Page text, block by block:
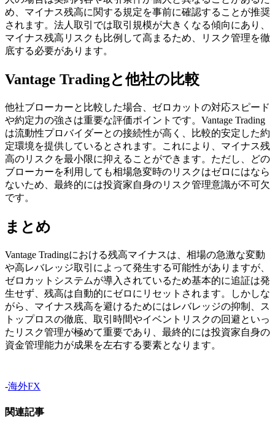
め、マイナス残高に関する規定を事前に確認することが推奨
されます。法人取引では取引規模が大きくなる傾向にあり、
マイナス残高リスクも比例して高まるため、リスク管理を徹
底する必要があります。
Vantage Tradingと他社の比較
他社ブローカーと比較した場合、ゼロカットの対応スピード
や約定力の強さは重要な評価ポイントです。Vantage Trading
は流動性プロバイダーとの接続性が高く、比較的安定した約
定環境を提供しているとされます。これにより、マイナス残
高のリスクを最小限に抑えることができます。ただし、どの
ブローカーを利用しても相場急変時のリスクはゼロにはなら
ないため、最終的には投資家自身のリスク管理意識が不可欠
です。
まとめ
Vantage Tradingにおける残高マイナスは、相場の急激な変動
や高レバレッジ取引によって発生する可能性がありますが、
ゼロカットシステムが導入されているため基本的に追証は発
生せず、残高は自動的にゼロにリセットされます。しかしな
がら、マイナス残高を避けるためにはレバレッジの抑制、ス
トップロスの徹底、取引時間やイベントリスクの回避といっ
たリスク管理が極めて重要であり、最終的には投資家自身の
資金管理能力が成果を左右する要素となります。
-海外FX
関連記事